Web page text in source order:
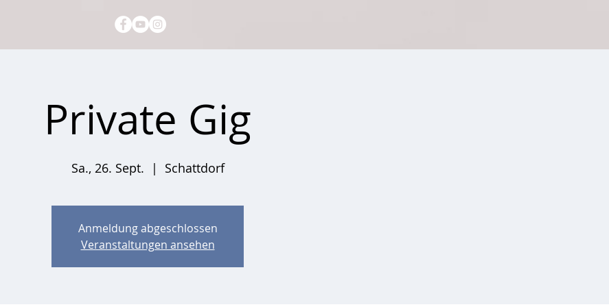
Private Gig
Sa., 26. Sept.
  |
Schattdorf
Anmeldung abgeschlossen
Veranstaltungen ansehen